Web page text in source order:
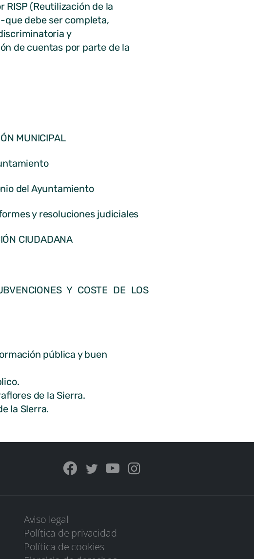
RISP (Reutilización de la
que debe ser completa,
y
de cuentas por parte de la
MUNICIPAL
del Ayuntamiento
y resoluciones judiciales
CIUDADANA
Y COSTE DE LOS
pública y buen
de la Sierra.
la SIerra.
Aviso legal
Política de privacidad
Política de cookies